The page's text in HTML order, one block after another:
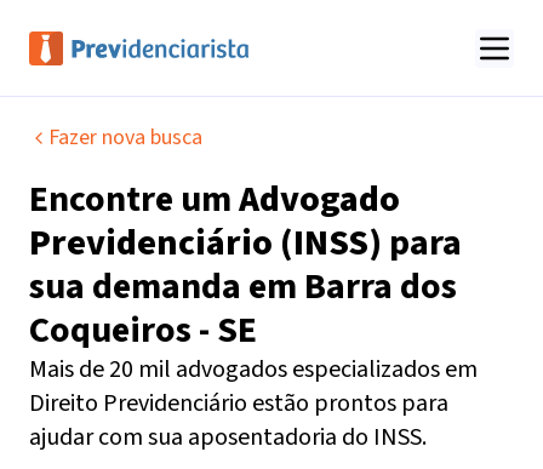
Fazer nova busca
Encontre umAdvogado
Previdenciário (INSS) para
sua demanda em Barra dos
Coqueiros - SE
Mais de 20 mil advogados especializados em
Direito Previdenciário estão prontos para
ajudar com sua aposentadoria do INSS.